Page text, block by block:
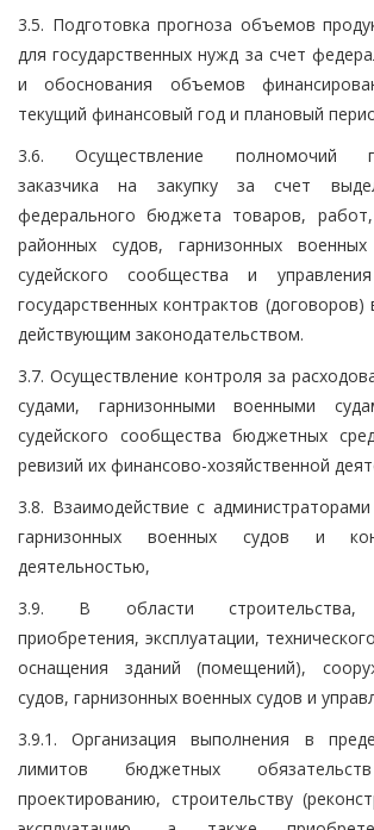
3.5. Подготовка прогноза объемов
для государственных нужд за счет
и обоснования объемов
текущий финансовый год и плановый
3.6. Осуществление полномочий
заказчика на закупку за счет
федерального бюджета товаров,
районных судов, гарнизонных
судейского сообщества и
государственных контрактов (договоров)
действующим законодательством.
3.7. Осуществление контроля за
судами, гарнизонными военными
судейского сообщества бюджетных
ревизий их финансово-хозяйственной
3.8. Взаимодействие с
гарнизонных военных судов и
деятельностью,
3.9. В области строительства,
приобретения, эксплуатации,
оснащения зданий (помещений),
судов, гарнизонных военных судов и
3.9.1. Организация выполнения в
лимитов бюджетных
проектированию, строительству